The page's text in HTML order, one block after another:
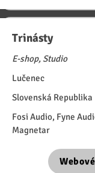
Trinásty
E-shop, Studio
Lučenec
Slovenská Republika
Fosi Audio, Fyne
Magnetar